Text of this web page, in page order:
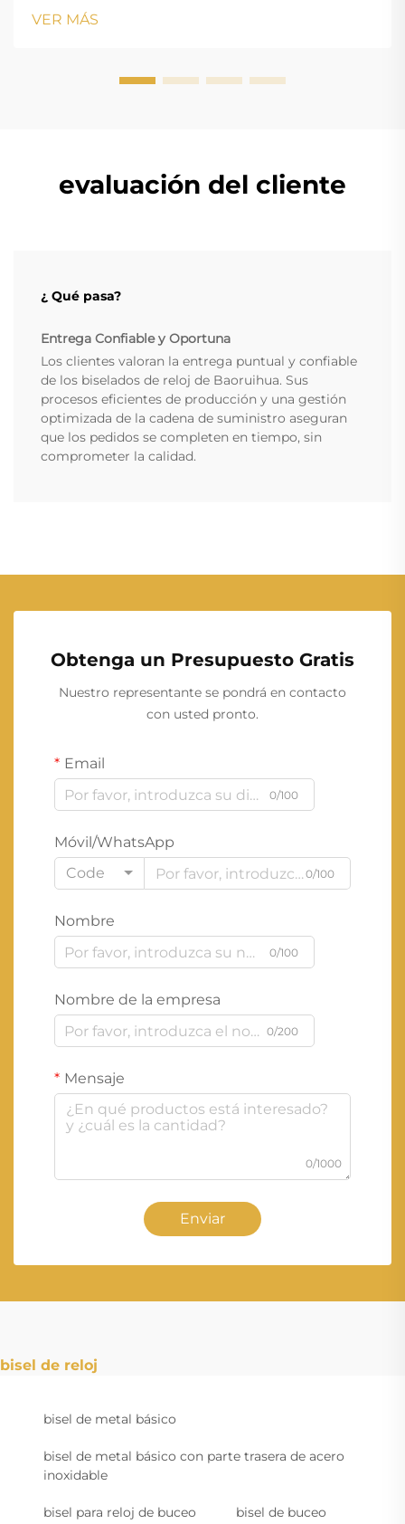
margin-bottom: 18px; font-size: 20px !important; font-
w...
VER MÁS
evaluación del cliente
¿ Qué pasa?
Entrega Confiable y Oportuna
Los clientes valoran la entrega puntual y confiable
de los biselados de reloj de Baoruihua. Sus
procesos eficientes de producción y una gestión
optimizada de la cadena de suministro aseguran
que los pedidos se completen en tiempo, sin
comprometer la calidad.
Obtenga un Presupuesto Gratis
Nuestro representante se pondrá en contacto
con usted pronto.
Email
0/100
Móvil/WhatsApp
Code
0/100
Nombre
0/100
Nombre de la empresa
0/200
Mensaje
0/1000
Enviar
bisel de reloj
bisel de metal básico
bisel de metal básico con parte trasera de acero
inoxidable
bisel para reloj de buceo bisel de buceo